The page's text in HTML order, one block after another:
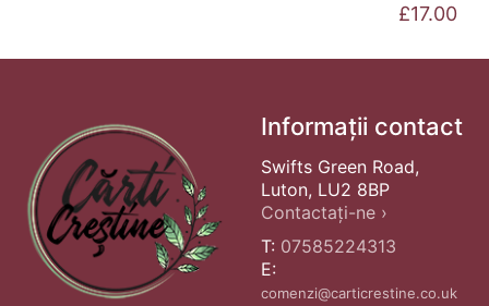
£17.00
Informații contact
Swifts Green Road,
Luton, LU2 8BP
Contactați-ne ›
T: 07585224313
E:
comenzi@carticrestine.co.uk